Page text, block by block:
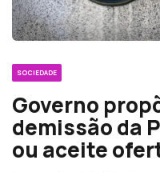
SOCIEDADE
Governo
demissão da
ou aceite